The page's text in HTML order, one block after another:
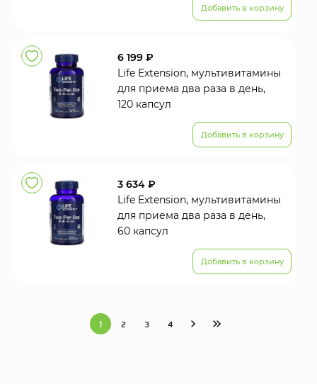
Добавить в корзину
6 199 ₽
Life Extension, мультивитамины
для приема два раза в день,
120 капсул
Добавить в корзину
3 634 ₽
Life Extension, мультивитамины
для приема два раза в день,
60 капсул
Добавить в корзину
1 2 3 4